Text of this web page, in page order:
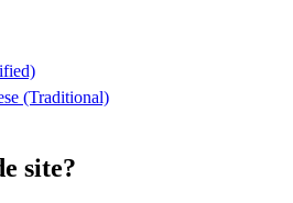
(Traditional)
site?